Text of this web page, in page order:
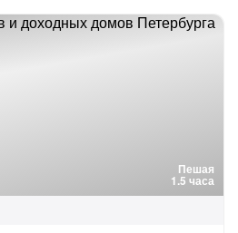
Пешая
1.5 часа